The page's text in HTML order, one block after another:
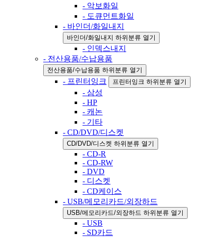
- 악보화일
- 도큐먼트화일
- 바인더/화일내지
바인더/화일내지 하위분류 열기
- 인덱스내지
- 전산용품/수납용품
전산용품/수납용품 하위분류 열기
- 프린터잉크 프린터잉크 하위분류 열기
- 삼성
- HP
- 캐논
- 기타
- CD/DVD/디스켓
CD/DVD/디스켓 하위분류 열기
- CD-R
- CD-RW
- DVD
- 디스켓
- CD케이스
- USB/메모리카드/외장하드
USB/메모리카드/외장하드 하위분류 열기
- USB
- SD카드